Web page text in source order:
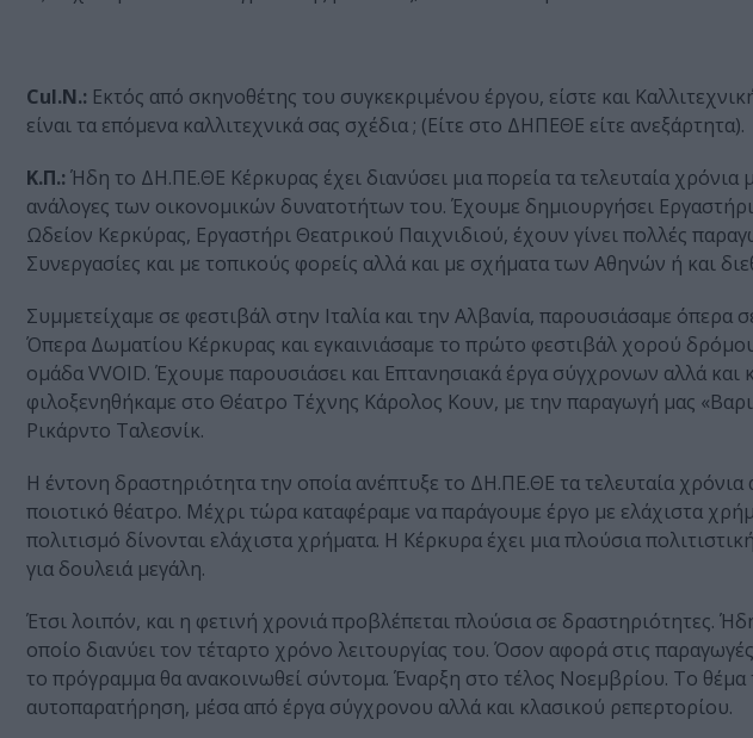
Cul.N.: Εκτός από σκηνοθέτης του συγκεκριμένου έργου, είστε και
είναι τα επόμενα καλλιτεχνικά σας σχέδια ; (Είτε στο ΔΗΠΕΘΕ είτε ανεξάρτητα).
Κ.Π.: Ήδη το ΔΗ.ΠΕ.ΘΕ Κέρκυρας έχει διανύσει μια πορεία τα τελευταία
ανάλογες των οικονομικών δυνατοτήτων του. Έχουμε δημιουργήσει
Ωδείον Κερκύρας, Εργαστήρι Θεατρικού Παιχνιδιού, έχουν γίνει πολλές
Συνεργασίες και με τοπικούς φορείς αλλά και με σχήματα των Αθηνών ή και
Συμμετείχαμε σε φεστιβάλ στην Ιταλία και την Αλβανία, παρουσιάσαμε όπερα
Όπερα Δωματίου Κέρκυρας και εγκαινιάσαμε το πρώτο φεστιβάλ χορού
ομάδα VVOID. Έχουμε παρουσιάσει και Επτανησιακά έργα σύγχρονων αλλά
φιλοξενηθήκαμε στο Θέατρο Τέχνης Κάρολος Κουν, με την παραγωγή μας
Ρικάρντο Ταλεσνίκ.
Η έντονη δραστηριότητα την οποία ανέπτυξε το ΔΗ.ΠΕ.ΘΕ τα τελευταία χρόνια
ποιοτικό θέατρο. Μέχρι τώρα καταφέραμε να παράγουμε έργο με ελάχιστα
πολιτισμό δίνονται ελάχιστα χρήματα. Η Κέρκυρα έχει μια πλούσια
για δουλειά μεγάλη.
Έτσι λοιπόν, και η φετινή χρονιά προβλέπεται πλούσια σε δραστηριότητες.
οποίο διανύει τον τέταρτο χρόνο λειτουργίας του. Όσον αφορά στις
το πρόγραμμα θα ανακοινωθεί σύντομα. Έναρξη στο τέλος Νοεμβρίου. Το θέμα
αυτοπαρατήρηση, μέσα από έργα σύγχρονου αλλά και κλασικού ρεπερτορίου.